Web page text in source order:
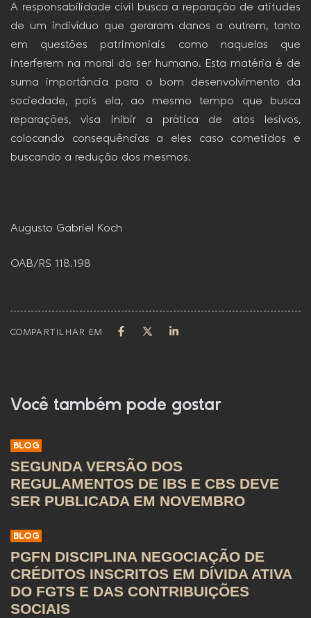
A responsabilidade civil busca a reparação de atitudes
de um indivíduo que geraram danos a outrem, tanto
em questões patrimoniais como naquelas que
interferem na moral do ser humano. Esta matéria é de
suma importância para o bom desenvolvimento da
sociedade, pois ela, ao mesmo tempo que busca
reparações, visa inibir a prática de atos lesivos,
colocando consequências a eles caso cometidos e
buscando a redução dos mesmos.
Augusto Gabriel Koch
OAB/RS 118.198
COMPARTILHAR EM
Você também pode gostar
BLOG
SEGUNDA VERSÃO DOS
REGULAMENTOS DE IBS E CBS DEVE
SER PUBLICADA EM NOVEMBRO
BLOG
PGFN DISCIPLINA NEGOCIAÇÃO DE
CRÉDITOS INSCRITOS EM DÍVIDA ATIVA
DO FGTS E DAS CONTRIBUIÇÕES
SOCIAIS